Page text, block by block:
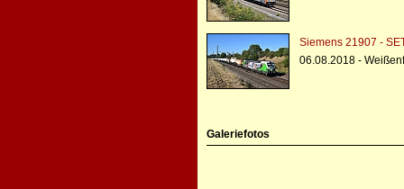
Siemens 21907 -
06.08.2018 -
Galeriefotos